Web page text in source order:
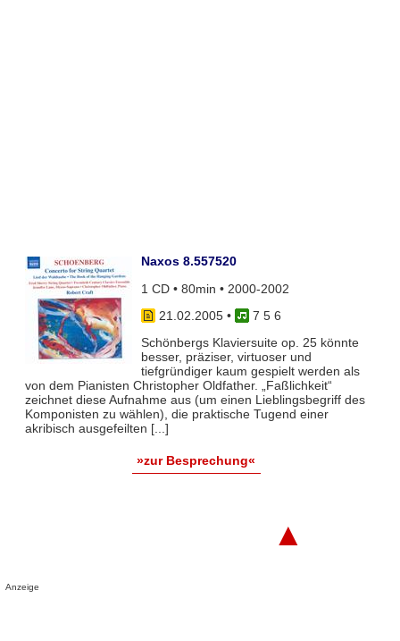
Naxos 8.557520
1 CD • 80min • 2000-2002
21.02.2005•
7 5 6
Schönbergs Klaviersuite op. 25 könnte
besser, präziser, virtuoser und
tiefgründiger kaum gespielt werden als
von dem Pianisten Christopher Oldfather. „Faßlichkeit“
zeichnet diese Aufnahme aus (um einen Lieblingsbegriff des
Komponisten zu wählen), die praktische Tugend einer
akribisch ausgefeilten [...]
»zur Besprechung«
▲
Anzeige